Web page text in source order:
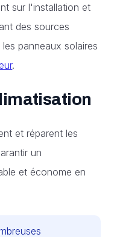
sur l'installation et
des sources
panneaux solaires
.
et réparent les
un
et économe en